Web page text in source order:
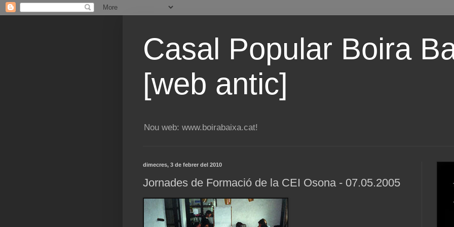
Casal Popular Boira
[web antic]
Nou web: www.boirabaixa.cat!
dimecres, 3 de febrer del 2010
Jornades de Formació de la CEI Osona - 07.05.2005